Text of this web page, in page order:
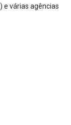
e várias agências